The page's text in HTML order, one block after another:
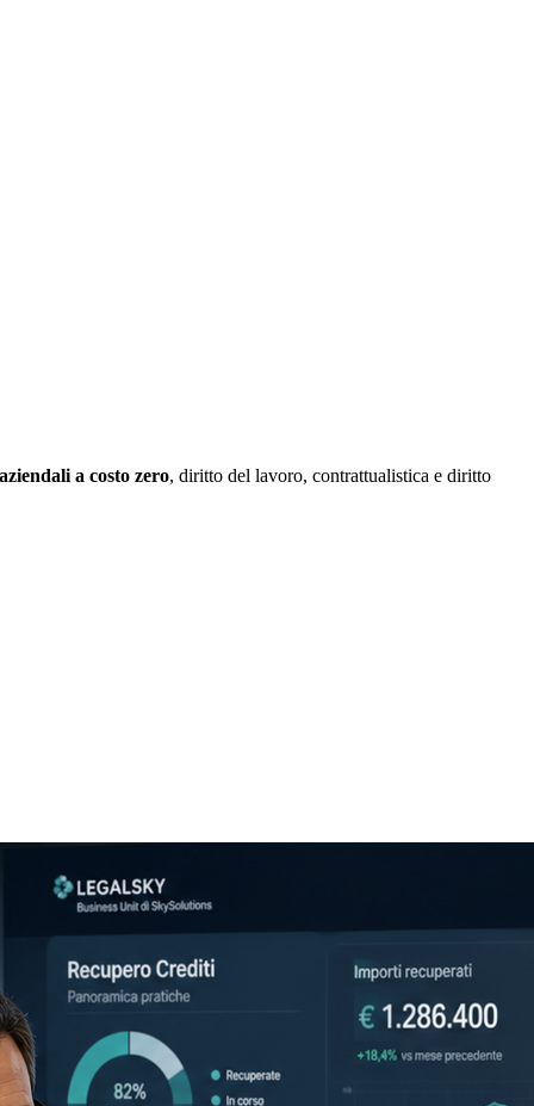
a costo zero, diritto del lavoro, contrattualistica e diritto